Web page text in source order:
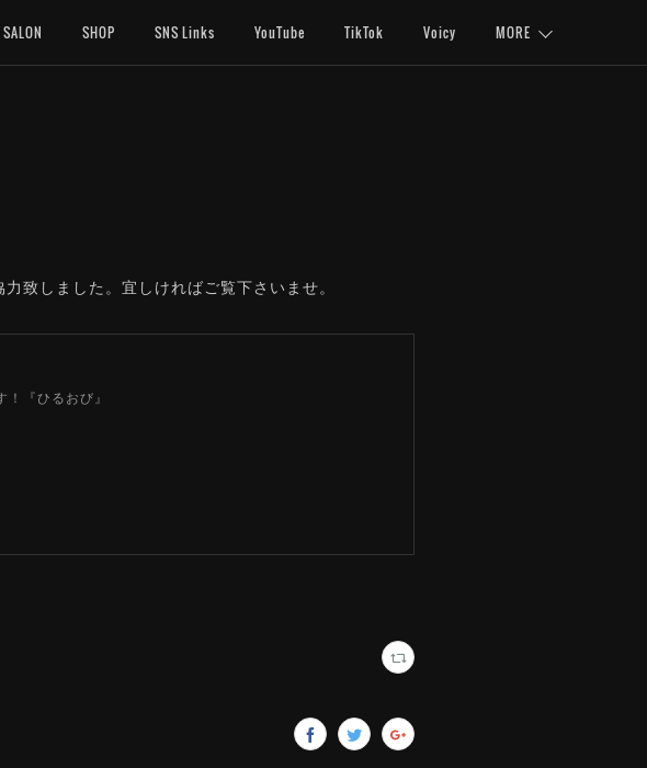
SHOP SNS Links YouTube TikTok Voicy MORE
致しました。宜しければご覧下さいませ。
『ひるおび』